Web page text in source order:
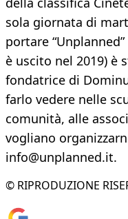
sola giornata di
portare
è uscito nel 2019) è
fondatrice di
farlo vedere nelle
comunità, alle
vogliano
info@unplanned.it.
© RIPRODUZIONE